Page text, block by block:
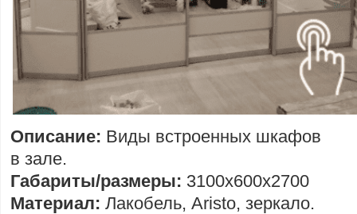
Описание: Виды встроенных шкафов
в зале.
Габариты/размеры: 3100х600х2700
Материал: Лакобель, Aristo, зеркало.